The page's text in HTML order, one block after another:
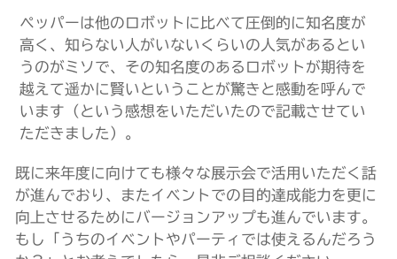
ペッパーは他のロボットに比べて圧倒的に知名度が
高く、知らない人がいないくらいの人気があるとい
うのがミソで、その知名度のあるロボットが期待を
越えて遥かに賢いということが驚きと感動を呼んで
います（という感想をいただいたので記載させてい
ただきました）。
既に来年度に向けても様々な展示会で活用いただく話
が進んでおり、またイベントでの目的達成能力を更に
向上させるためにバージョンアップも進んでいます。
もし「うちのイベントやパーティでは使えるんだろう